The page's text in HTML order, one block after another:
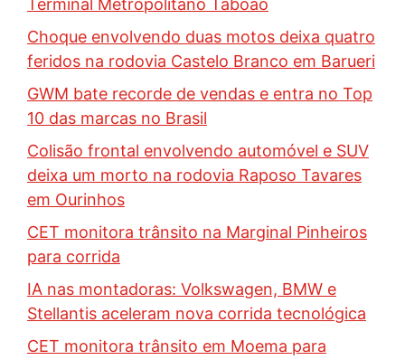
Terminal Metropolitano Taboão
Choque envolvendo duas motos deixa quatro
feridos na rodovia Castelo Branco em Barueri
GWM bate recorde de vendas e entra no Top
10 das marcas no Brasil
Colisão frontal envolvendo automóvel e SUV
deixa um morto na rodovia Raposo Tavares
em Ourinhos
CET monitora trânsito na Marginal Pinheiros
para corrida
IA nas montadoras: Volkswagen, BMW e
Stellantis aceleram nova corrida tecnológica
CET monitora trânsito em Moema para